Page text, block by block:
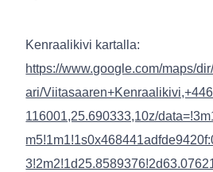
Kenraalikivi kartalla:
https://www.google.com/maps/
ari/
116001,25.690333,10z/